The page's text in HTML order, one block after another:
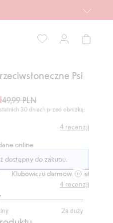
Psi
49,99 PLN
30 dniach przed obniżką:
4 recenzji
online
dostępny do zakupu.
Klubowiczu darmowa dostawa od 150
Za duży
4 recenzji